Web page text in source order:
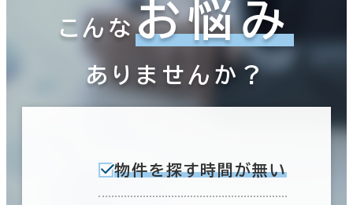
こんなお悩み
ありませんか？
物件を探す時間が無い